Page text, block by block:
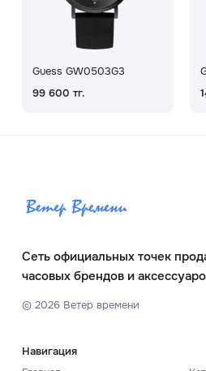
Guess GW0503G3
99 600 тг.
Сеть официальных точек
часовых брендов и
© 2026Ветер времени
Навигация